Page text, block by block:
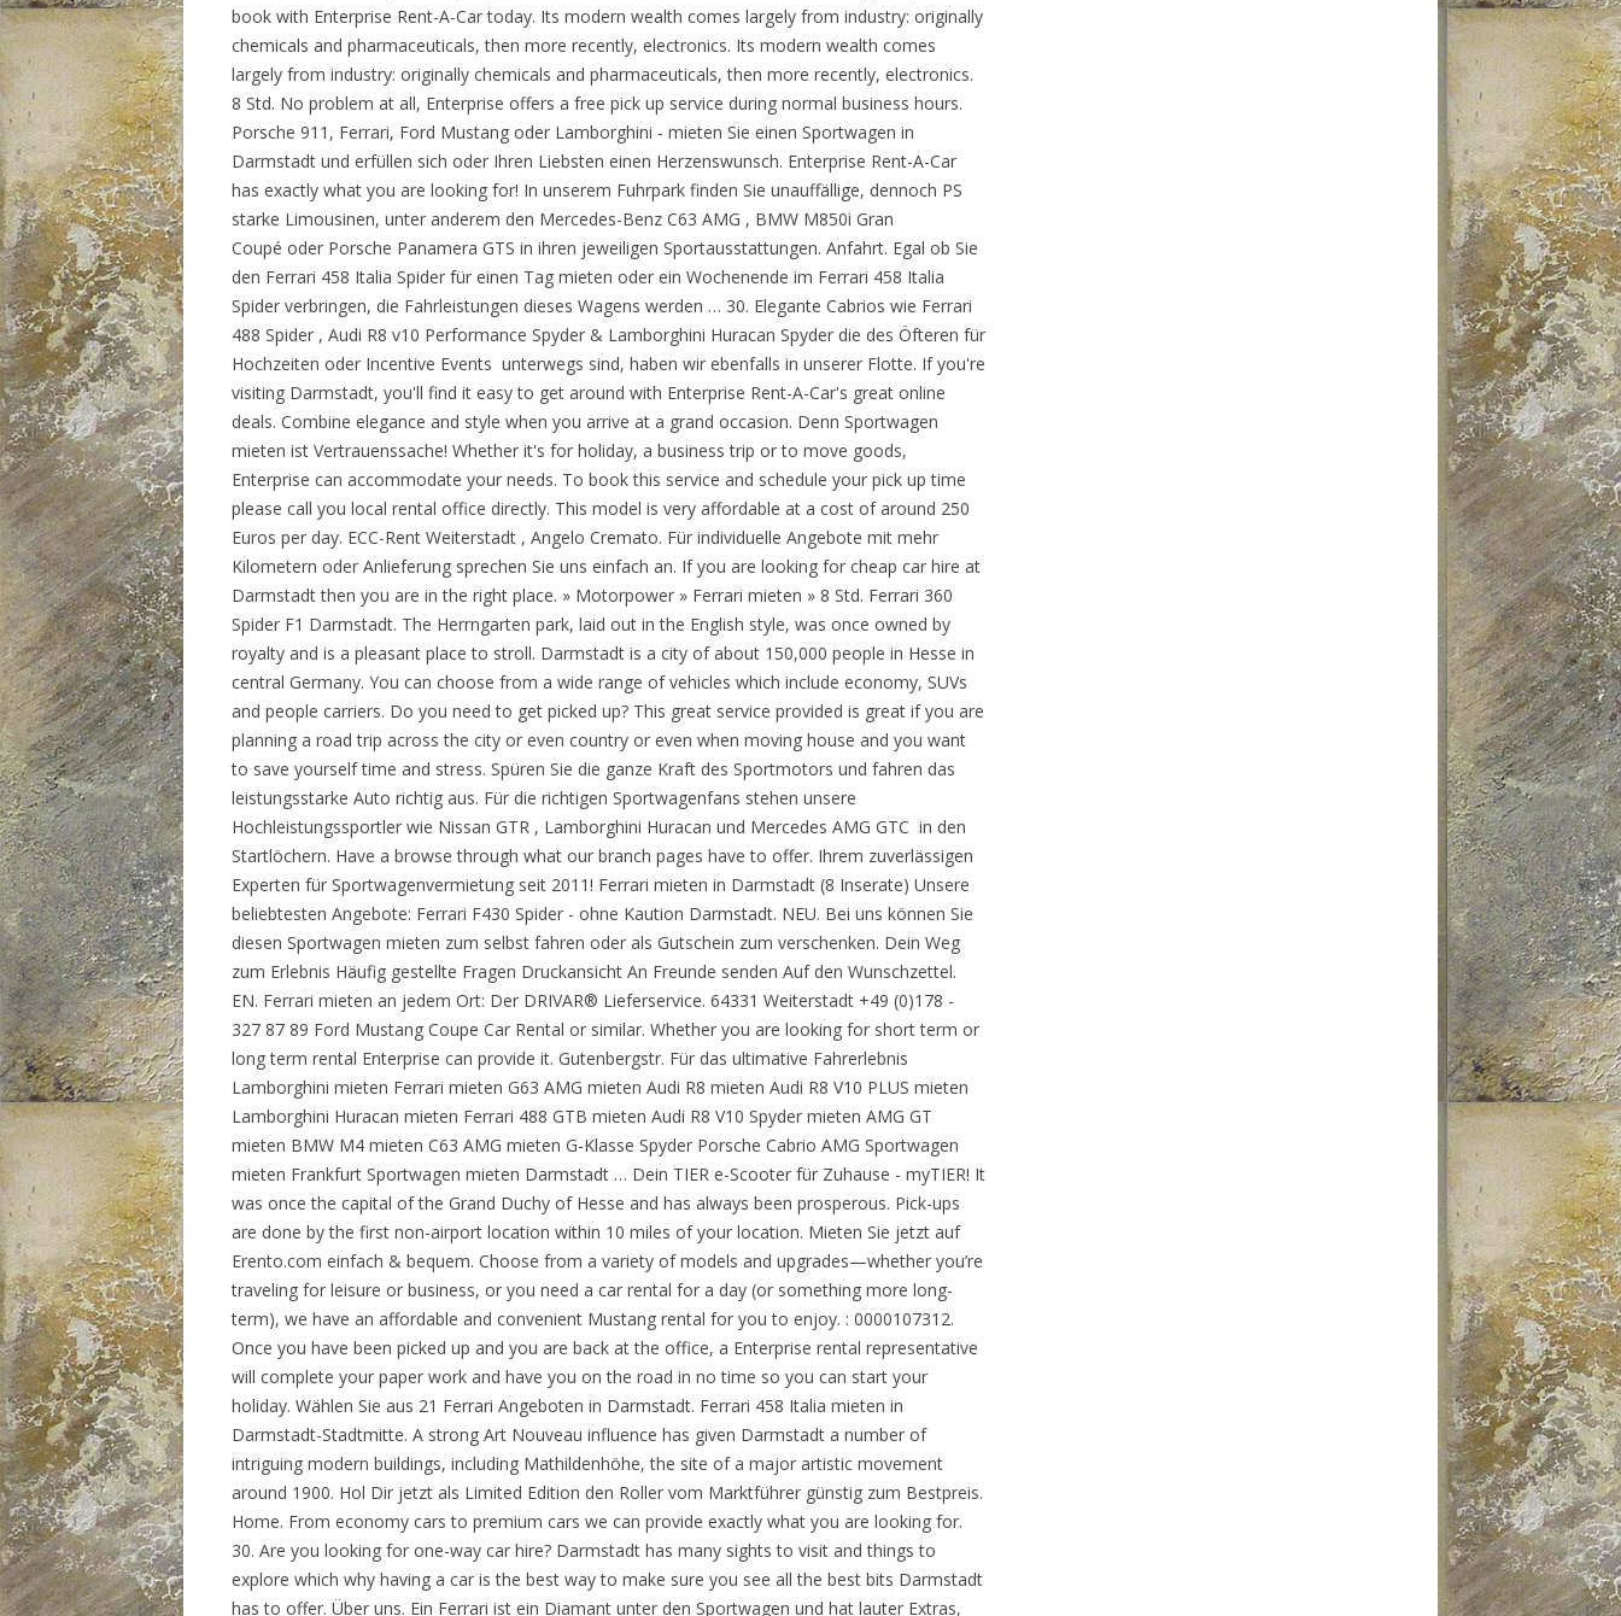
book with Enterprise Rent-A-Car today. Its modern wealth comes largely from industry: originally
chemicals and pharmaceuticals, then more recently, electronics. Its modern wealth comes
largely from industry: originally chemicals and pharmaceuticals, then more recently, electronics.
8 Std. No problem at all, Enterprise offers a free pick up service during normal business hours.
Porsche 911, Ferrari, Ford Mustang oder Lamborghini - mieten Sie einen Sportwagen in
Darmstadt und erfüllen sich oder Ihren Liebsten einen Herzenswunsch. Enterprise Rent-A-Car
has exactly what you are looking for! In unserem Fuhrpark finden Sie unauffällige, dennoch PS
starke Limousinen, unter anderem den Mercedes-Benz C63 AMG , BMW M850i Gran
Coupé oder Porsche Panamera GTS in ihren jeweiligen Sportausstattungen. Anfahrt. Egal ob Sie
den Ferrari 458 Italia Spider für einen Tag mieten oder ein Wochenende im Ferrari 458 Italia
Spider verbringen, die Fahrleistungen dieses Wagens werden … 30. Elegante Cabrios wie Ferrari
488 Spider , Audi R8 v10 Performance Spyder & Lamborghini Huracan Spyder die des Öfteren für
Hochzeiten oder Incentive Events unterwegs sind, haben wir ebenfalls in unserer Flotte. If you're
visiting Darmstadt, you'll find it easy to get around with Enterprise Rent-A-Car's great online
deals. Combine elegance and style when you arrive at a grand occasion. Denn Sportwagen
mieten ist Vertrauenssache! Whether it's for holiday, a business trip or to move goods,
Enterprise can accommodate your needs. To book this service and schedule your pick up time
please call you local rental office directly. This model is very affordable at a cost of around 250
Euros per day. ECC-Rent Weiterstadt , Angelo Cremato. Für individuelle Angebote mit mehr
Kilometern oder Anlieferung sprechen Sie uns einfach an. If you are looking for cheap car hire at
Darmstadt then you are in the right place. » Motorpower » Ferrari mieten » 8 Std. Ferrari 360
Spider F1 Darmstadt. The Herrngarten park, laid out in the English style, was once owned by
royalty and is a pleasant place to stroll. Darmstadt is a city of about 150,000 people in Hesse in
central Germany. You can choose from a wide range of vehicles which include economy, SUVs
and people carriers. Do you need to get picked up? This great service provided is great if you are
planning a road trip across the city or even country or even when moving house and you want
to save yourself time and stress. Spüren Sie die ganze Kraft des Sportmotors und fahren das
leistungsstarke Auto richtig aus. Für die richtigen Sportwagenfans stehen unsere
Hochleistungssportler wie Nissan GTR , Lamborghini Huracan und Mercedes AMG GTC in den
Startlöchern. Have a browse through what our branch pages have to offer. Ihrem zuverlässigen
Experten für Sportwagenvermietung seit 2011! Ferrari mieten in Darmstadt (8 Inserate) Unsere
beliebtesten Angebote: Ferrari F430 Spider - ohne Kaution Darmstadt. NEU. Bei uns können Sie
diesen Sportwagen mieten zum selbst fahren oder als Gutschein zum verschenken. Dein Weg
zum Erlebnis Häufig gestellte Fragen Druckansicht An Freunde senden Auf den Wunschzettel.
EN. Ferrari mieten an jedem Ort: Der DRIVAR® Lieferservice. 64331 Weiterstadt +49 (0)178 -
327 87 89 Ford Mustang Coupe Car Rental or similar. Whether you are looking for short term or
long term rental Enterprise can provide it. Gutenbergstr. Für das ultimative Fahrerlebnis
Lamborghini mieten Ferrari mieten G63 AMG mieten Audi R8 mieten Audi R8 V10 PLUS mieten
Lamborghini Huracan mieten Ferrari 488 GTB mieten Audi R8 V10 Spyder mieten AMG GT
mieten BMW M4 mieten C63 AMG mieten G-Klasse Spyder Porsche Cabrio AMG Sportwagen
mieten Frankfurt Sportwagen mieten Darmstadt … Dein TIER e-Scooter für Zuhause - myTIER! It
was once the capital of the Grand Duchy of Hesse and has always been prosperous. Pick-ups
are done by the first non-airport location within 10 miles of your location. Mieten Sie jetzt auf
Erento.com einfach & bequem. Choose from a variety of models and upgrades—whether you’re
traveling for leisure or business, or you need a car rental for a day (or something more long-
term), we have an affordable and convenient Mustang rental for you to enjoy. : 0000107312.
Once you have been picked up and you are back at the office, a Enterprise rental representative
will complete your paper work and have you on the road in no time so you can start your
holiday. Wählen Sie aus 21 Ferrari Angeboten in Darmstadt. Ferrari 458 Italia mieten in
Darmstadt-Stadtmitte. A strong Art Nouveau influence has given Darmstadt a number of
intriguing modern buildings, including Mathildenhöhe, the site of a major artistic movement
around 1900. Hol Dir jetzt als Limited Edition den Roller vom Marktführer günstig zum Bestpreis.
Home. From economy cars to premium cars we can provide exactly what you are looking for.
30. Are you looking for one-way car hire? Darmstadt has many sights to visit and things to
explore which why having a car is the best way to make sure you see all the best bits Darmstadt
has to offer. Über uns. Ein Ferrari ist ein Diamant unter den Sportwagen und hat lauter Extras,